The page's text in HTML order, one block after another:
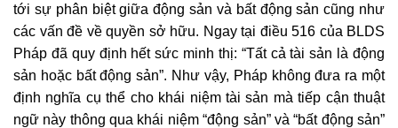
tới sự phân biệt giữa động sản và bất động sản cũng như
các vấn đề về quyền sở hữu. Ngay tại điều 516 của BLDS
Pháp đã quy định hết sức minh thị: “Tất cả tài sản là động
sản hoặc bất động sản”. Như vậy, Pháp không đưa ra một
định nghĩa cụ thể cho khái niệm tài sản mà tiếp cận thuật
ngữ này thông qua khái niệm “động sản” và “bất động sản”